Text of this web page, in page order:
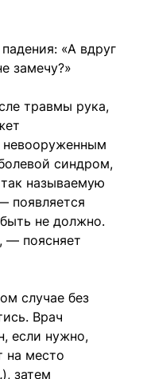
«А вдруг
замечу?»
травмы рука,
синдром,
называемую
появляется
не должно.
— поясняет
случае без
Врач
если нужно,
на место
), затем